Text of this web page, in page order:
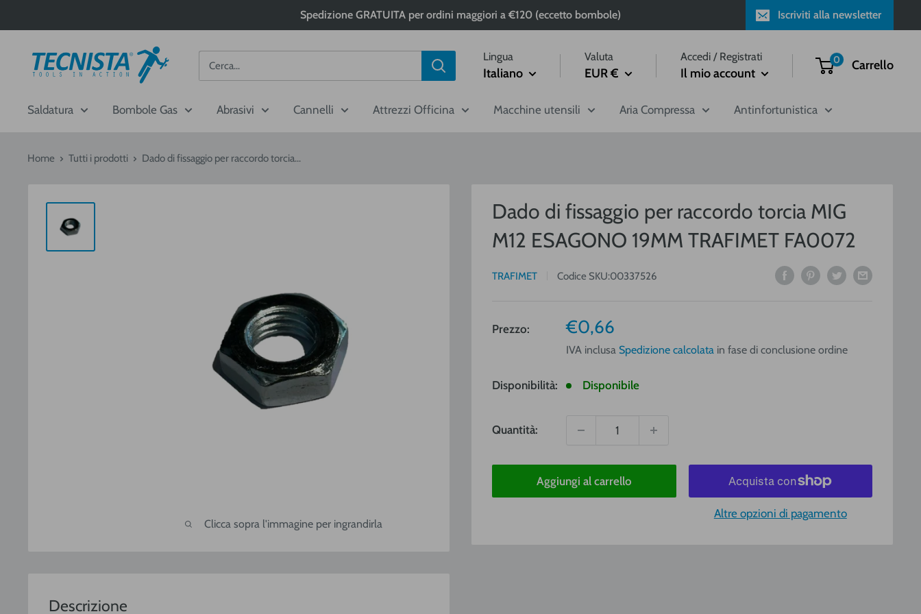
al
contenuto
Spedizione GRATUITA per ordini maggiori a €120 (eccetto bombole) Iscriviti alla newsletter
Tecnista Lingua
Italiano
Valuta
EUR €
Accedi / Registrati
Il mio account
0 Carrello
Saldatura Bombole Gas Abrasivi Cannelli Attrezzi Officina Macchine utensili Aria Compressa Antinfortunistica
Home Tutti i prodotti Dado di fissaggio per raccordo torcia...
Clicca sopra l'immagine per ingrandirla
Dado di fissaggio per raccordo torcia MIG
M12 ESAGONO 19MM TRAFIMET FA0072
TRAFIMET Codice SKU:00337526
Prezzo:
Prezzo
vendita
€0,66
IVA inclusa Spedizione calcolata in fase di conclusione ordine
Disponibilità: Disponibile
Quantità:
Aggiungi al carrello
Altre opzioni di pagamento
Descrizione